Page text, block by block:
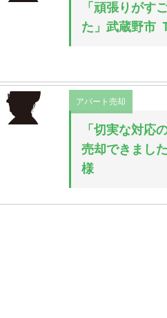
「頑張りがす
た」武蔵野市
アパート売却
「切実な対応
売却できまし
様